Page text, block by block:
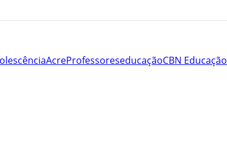
AcreProfessoreseducaçãoCBN Educação